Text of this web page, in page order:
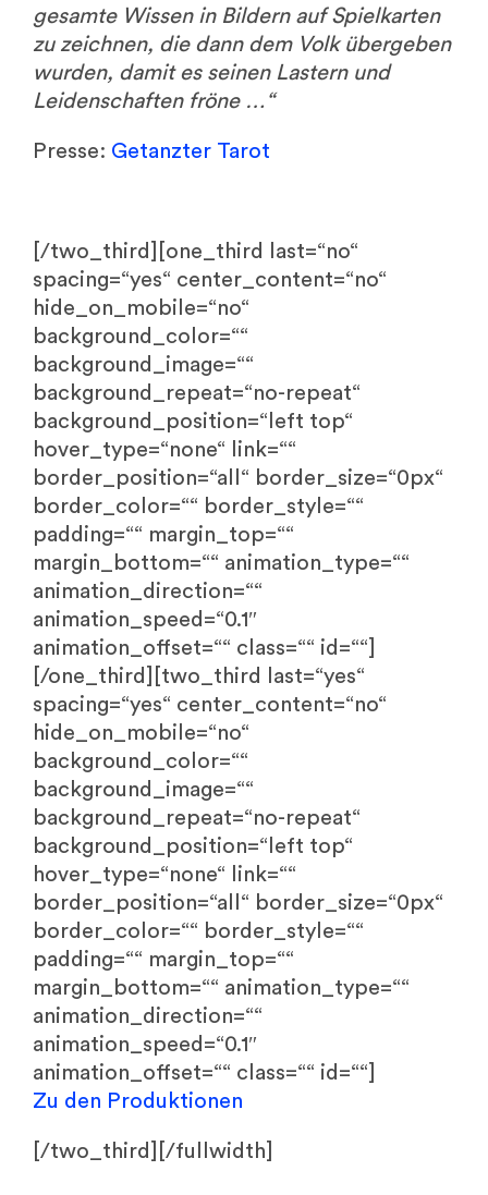
gesamte Wissen in Bildern auf Spielkarten
zu zeichnen, die dann dem Volk übergeben
wurden, damit es seinen Lastern und
Leidenschaften fröne …“
Presse: Getanzter Tarot
[/two_third][one_third last=“no“
spacing=“yes“ center_content=“no“
hide_on_mobile=“no“
background_color=““
background_image=““
background_repeat=“no-repeat“
background_position=“left top“
hover_type=“none“ link=““
border_position=“all“ border_size=“0px“
border_color=““ border_style=““
padding=““ margin_top=““
margin_bottom=““ animation_type=““
animation_direction=““
animation_speed=“0.1″
animation_offset=““ class=““ id=““]
[/one_third][two_third last=“yes“
spacing=“yes“ center_content=“no“
hide_on_mobile=“no“
background_color=““
background_image=““
background_repeat=“no-repeat“
background_position=“left top“
hover_type=“none“ link=““
border_position=“all“ border_size=“0px“
border_color=““ border_style=““
padding=““ margin_top=““
margin_bottom=““ animation_type=““
animation_direction=““
animation_speed=“0.1″
animation_offset=““ class=““ id=““]
Zu den Produktionen
[/two_third][/fullwidth]